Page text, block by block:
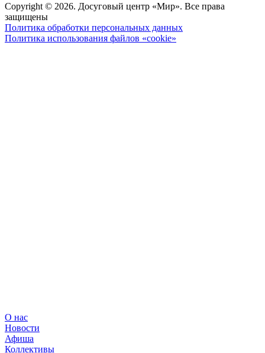
Copyright © 2026. Досуговый центр «Мир». Все права
защищены
Политика обработки персональных данных
Политика использования файлов «cookie»
О нас
Новости
Афиша
Коллективы